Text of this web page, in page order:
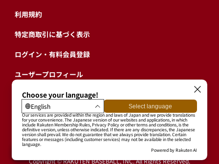
利用規約
特定商取引に基づく表示
ログイン・有料会員登録
ユーザープロフィール
会員情報引継ぎ
退会
Copyright © RAKUTEN BASEBALL, INC. All Rights Reserved.